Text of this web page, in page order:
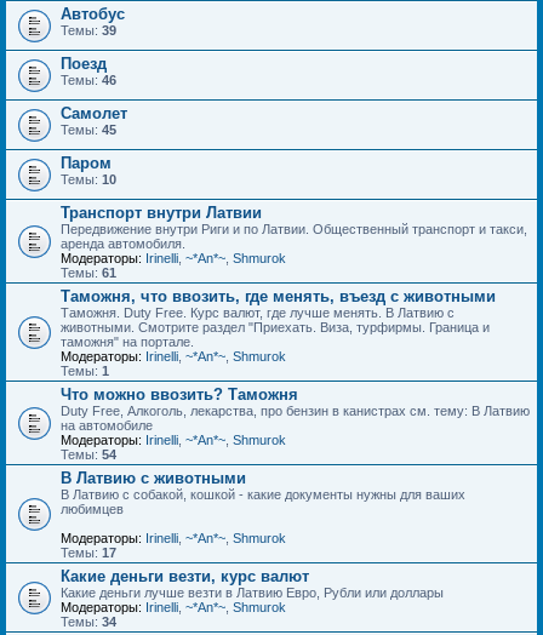
Автобус
Темы: 39
Поезд
Темы: 46
Самолет
Темы: 45
Паром
Темы: 10
Транспорт внутри Латвии
Передвижение внутри Риги и по Латвии. Общественный транспорт и такси,
аренда автомобиля.
Модераторы: Irinelli ~*An*~ Shmurok
Темы: 61
Таможня, что ввозить, где менять, въезд с животными
Таможня. Duty Free. Курс валют, где лучше менять. В Латвию с
животными. Смотрите раздел "Приехать. Виза, турфирмы. Граница и
таможня" на портале.
Модераторы: Irinelli ~*An*~ Shmurok
Темы: 1
Что можно ввозить? Таможня
Duty Free, Алкоголь, лекарства, про бензин в канистрах см. тему: В Латвию
на автомобиле
Модераторы: Irinelli ~*An*~ Shmurok
Темы: 54
В Латвию с животными
В Латвию с собакой, кошкой - какие документы нужны для ваших
любимцев
Модераторы: Irinelli ~*An*~ Shmurok
Темы: 17
Какие деньги везти, курс валют
Какие деньги лучше везти в Латвию Евро, Рубли или доллары
Модераторы: Irinelli ~*An*~ Shmurok
Темы: 34